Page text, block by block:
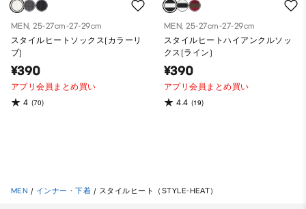
MEN, 25-27cm-27-29cm
スタイルヒートソックス(カラーリ
ブ)
¥390
アプリ会員まとめ買い
4 (70)
MEN, 25-27cm-27-29cm
スタイルヒートハイアンクルソッ
クス(ライン)
¥390
アプリ会員まとめ買い
4.4 (19)
MEN / インナー・下着 / スタイルヒート（STYLE-HEAT）